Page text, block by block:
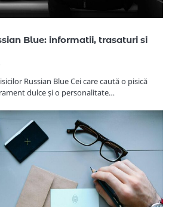
Blue: informatii, trasaturi si
Russian Blue Cei care caută o pisică
dulce și o personalitate…